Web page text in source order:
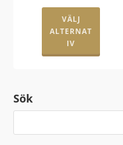
VÄLJ
ALTERNAT
IV
Den
har
olika
Sök